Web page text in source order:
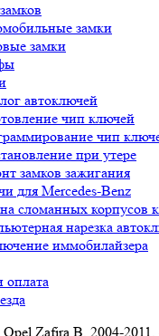
замки
замки
автоключей
чип ключей
чип
при утере
замков зажигания
для Mercedes-Benz
сломанных корпусов
нарезка
иммобилайзера
оплата
Opel Zafira B, 2004-2011,